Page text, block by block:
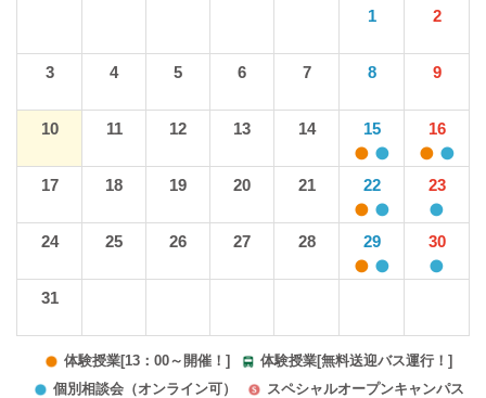
1 2
3 4 5 6 7 8 9
10 11 12 13 14 15 16
17 18 19 20 21 22 23
24 25 26 27 28 29 30
31
体験授業[13：00～開催！]
体験授業[無料送迎バス運行！]
個別相談会（オンライン可）
スペシャルオープンキャンパス